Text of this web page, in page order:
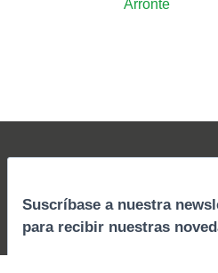
Arronte